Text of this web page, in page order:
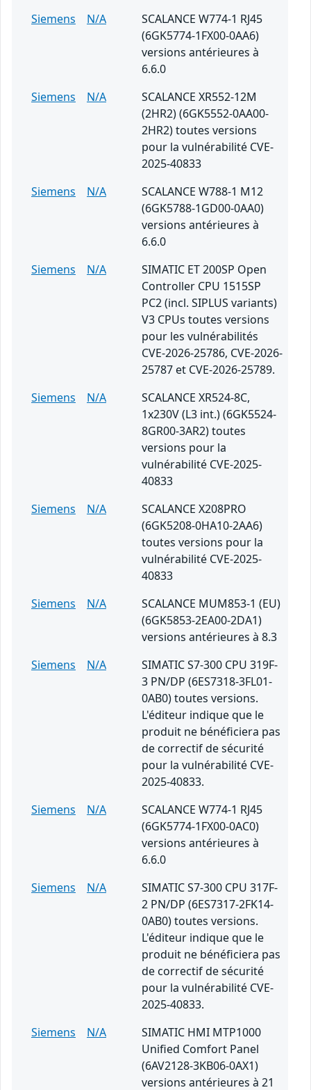
Siemens
N/A
SCALANCE W774-1 RJ45
(6GK5774-1FX00-0AA6)
versions antérieures à
6.6.0
Siemens
N/A
SCALANCE XR552-12M
(2HR2) (6GK5552-0AA00-
2HR2) toutes versions
pour la vulnérabilité CVE-
2025-40833
Siemens
N/A
SCALANCE W788-1 M12
(6GK5788-1GD00-0AA0)
versions antérieures à
6.6.0
Siemens
N/A
SIMATIC ET 200SP Open
Controller CPU 1515SP
PC2 (incl. SIPLUS variants)
V3 CPUs toutes versions
pour les vulnérabilités
CVE-2026-25786, CVE-2026-
25787 et CVE-2026-25789.
Siemens
N/A
SCALANCE XR524-8C,
1x230V (L3 int.) (6GK5524-
8GR00-3AR2) toutes
versions pour la
vulnérabilité CVE-2025-
40833
Siemens
N/A
SCALANCE X208PRO
(6GK5208-0HA10-2AA6)
toutes versions pour la
vulnérabilité CVE-2025-
40833
Siemens
N/A
SCALANCE MUM853-1 (EU)
(6GK5853-2EA00-2DA1)
versions antérieures à 8.3
Siemens
N/A
SIMATIC S7-300 CPU 319F-
3 PN/DP (6ES7318-3FL01-
0AB0) toutes versions.
L'éditeur indique que le
produit ne bénéficiera pas
de correctif de sécurité
pour la vulnérabilité CVE-
2025-40833.
Siemens
N/A
SCALANCE W774-1 RJ45
(6GK5774-1FX00-0AC0)
versions antérieures à
6.6.0
Siemens
N/A
SIMATIC S7-300 CPU 317F-
2 PN/DP (6ES7317-2FK14-
0AB0) toutes versions.
L'éditeur indique que le
produit ne bénéficiera pas
de correctif de sécurité
pour la vulnérabilité CVE-
2025-40833.
Siemens
N/A
SIMATIC HMI MTP1000
Unified Comfort Panel
(6AV2128-3KB06-0AX1)
versions antérieures à 21